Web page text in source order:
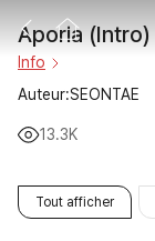
Aporia (Intro)
Info
Auteur:SEONTAE
13.3K
Tout afficher